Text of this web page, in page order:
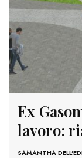
Ex
lavoro:
SAMANTHA